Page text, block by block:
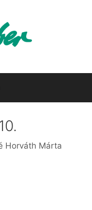
Horváth Márta